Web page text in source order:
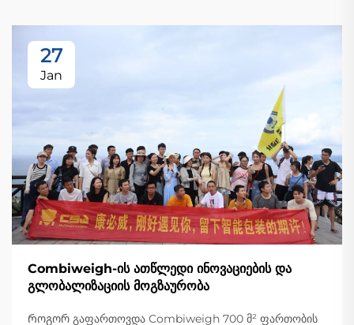
27
Jan
Combiweigh-ის ათწლედი ინოვაციების და
გლობალიზაციის მოგზაურობა
Როგორ გაფართოვდა Combiweigh 700 მ² ფართობის